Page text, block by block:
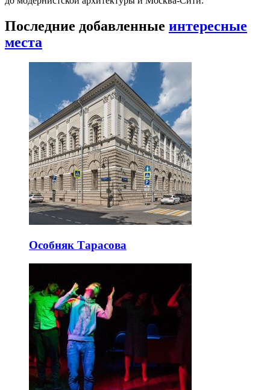
Последние добавленные интересные
места
Особняк Тарасова